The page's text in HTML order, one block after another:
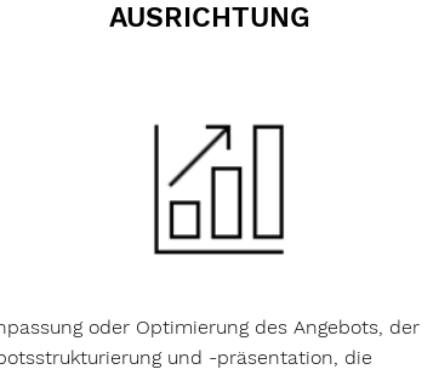
AUSRICHTUNG
oder Optimierung des Angebots, der
und -präsentation, die